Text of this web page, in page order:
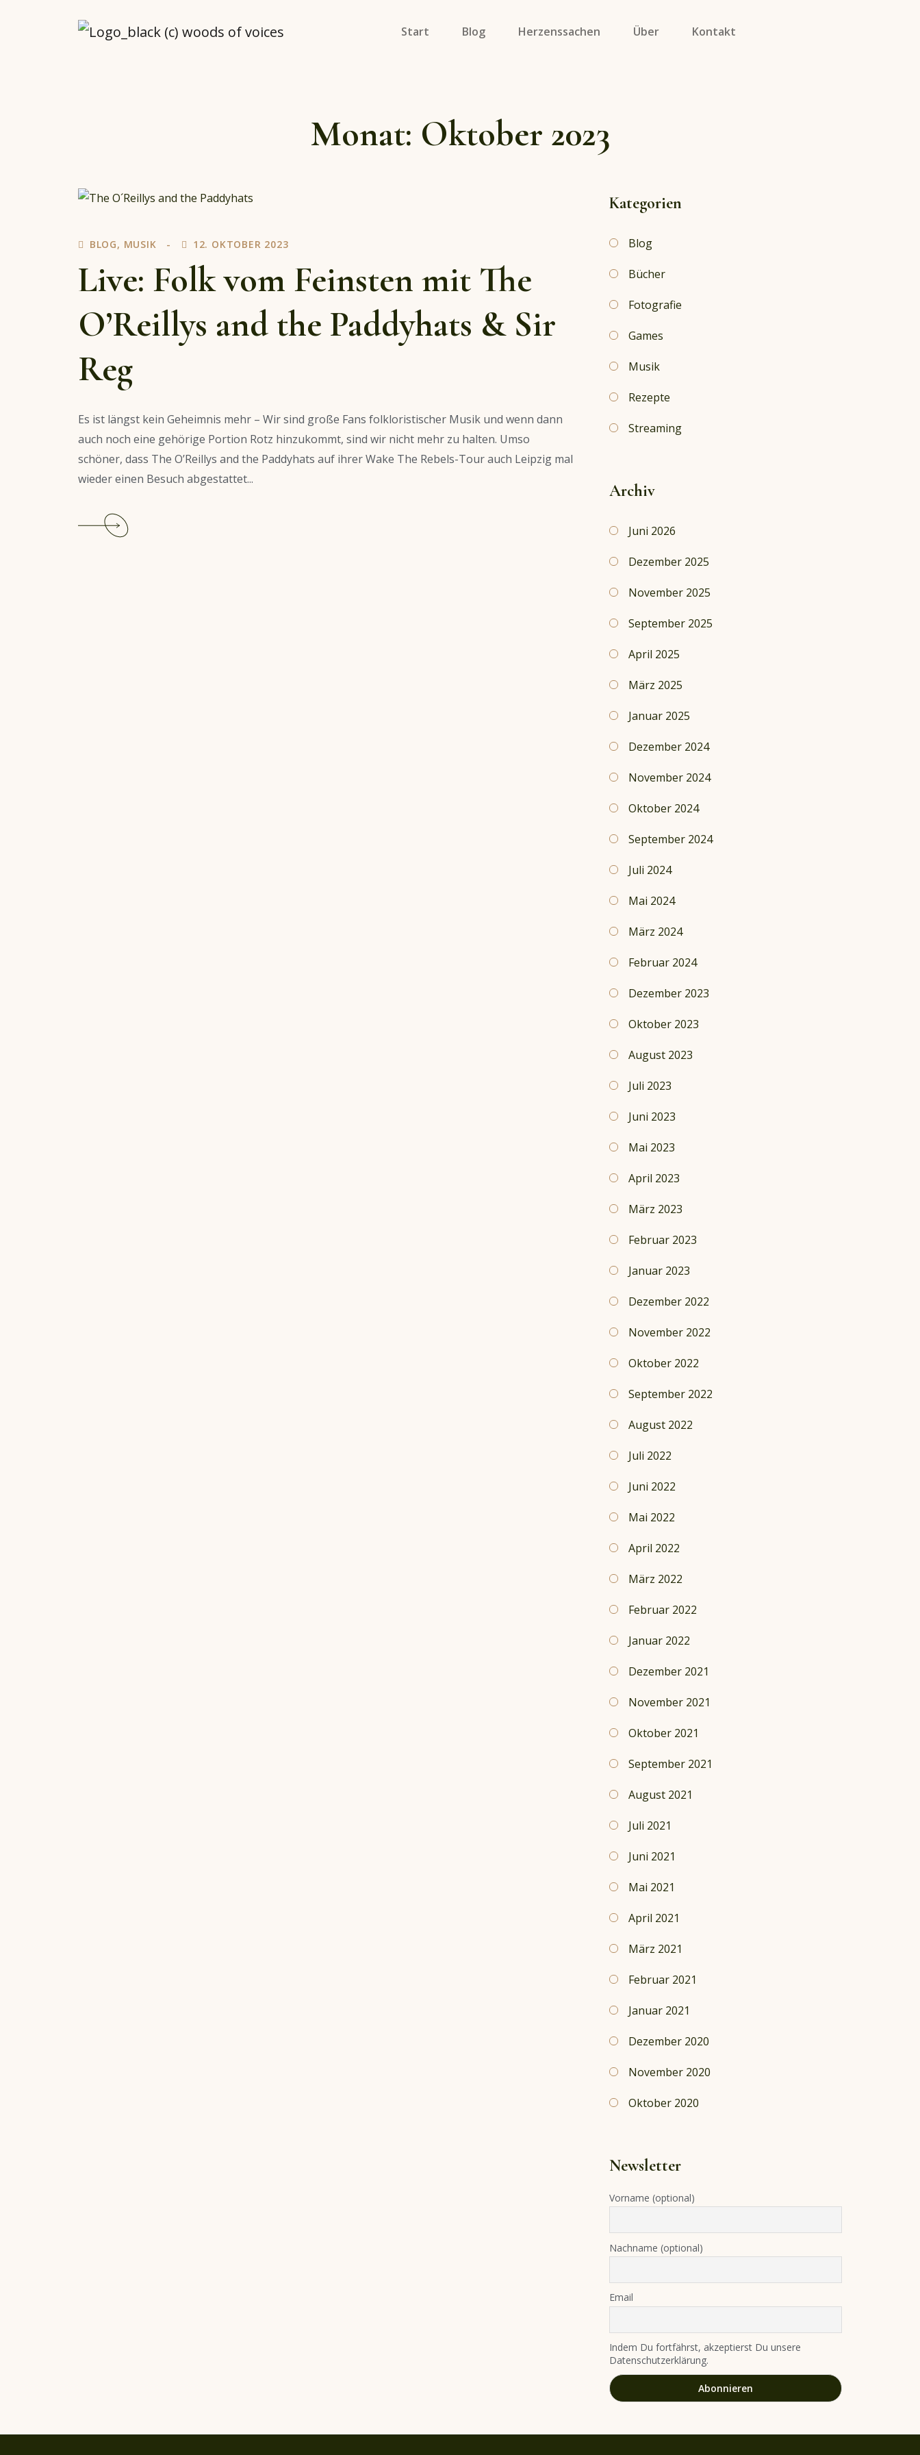
woodsofvoices.de Start Blog Herzenssachen
Porträts
Über Kontakt
Monat: Oktober 2023
BLOG, MUSIK 12. OKTOBER 2023
Live: Folk vom Feinsten mit The
O’Reillys and the Paddyhats & Sir
Reg
Es ist längst kein Geheimnis mehr – Wir sind große Fans folkloristischer Musik und wenn dann
auch noch eine gehörige Portion Rotz hinzukommt, sind wir nicht mehr zu halten. Umso
schöner, dass The O’Reillys and the Paddyhats auf ihrer Wake The Rebels-Tour auch Leipzig mal
wieder einen Besuch abgestattet...
Kategorien
Blog
Bücher
Fotografie
Games
Musik
Rezepte
Streaming
Archiv
Juni 2026
Dezember 2025
November 2025
September 2025
April 2025
März 2025
Januar 2025
Dezember 2024
November 2024
Oktober 2024
September 2024
Juli 2024
Mai 2024
März 2024
Februar 2024
Dezember 2023
Oktober 2023
August 2023
Juli 2023
Juni 2023
Mai 2023
April 2023
März 2023
Februar 2023
Januar 2023
Dezember 2022
November 2022
Oktober 2022
September 2022
August 2022
Juli 2022
Juni 2022
Mai 2022
April 2022
März 2022
Februar 2022
Januar 2022
Dezember 2021
November 2021
Oktober 2021
September 2021
August 2021
Juli 2021
Juni 2021
Mai 2021
April 2021
März 2021
Februar 2021
Januar 2021
Dezember 2020
November 2020
Oktober 2020
Newsletter
Vorname (optional)
Nachname (optional)
Email
Indem Du fortfährst, akzeptierst Du unsere
Datenschutzerklärung.